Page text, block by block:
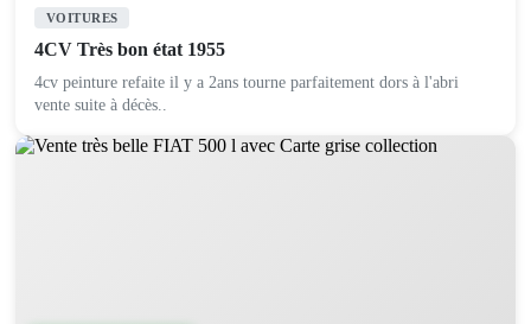
VOITURES
4CV Très bon état 1955
4cv peinture refaite il y a 2ans tourne parfaitement dors à l'abri
vente suite à décès..